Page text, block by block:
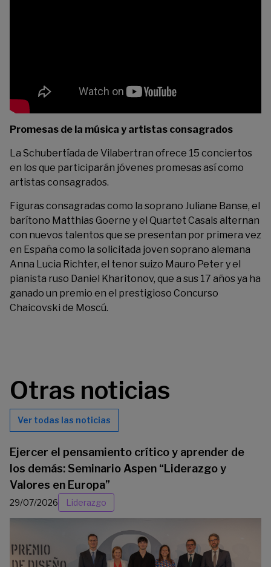
Promesas de la música y artistas consagrados
La Schubertíada de Vilabertran ofrece 15 conciertos
en los que participarán jóvenes promesas así como
artistas consagrados.
Figuras consagradas como la soprano Juliane Banse, el
barítono Matthias Goerne y el Quartet Casals alternan
con nuevos talentos que se presentan por primera vez
en España como la solicitada joven soprano alemana
Anna Lucia Richter, el tenor suizo Mauro Peter y el
pianista ruso Daniel Kharitonov, que a sus 17 años ya ha
ganado un premio en el prestigioso Concurso
Chaicovski de Moscú.
Otras noticias
Ver todas las noticias
Ejercer el pensamiento crítico y aprender de
los demás: Seminario Aspen “Liderazgo y
Valores en Europa”
29/07/2026 Liderazgo